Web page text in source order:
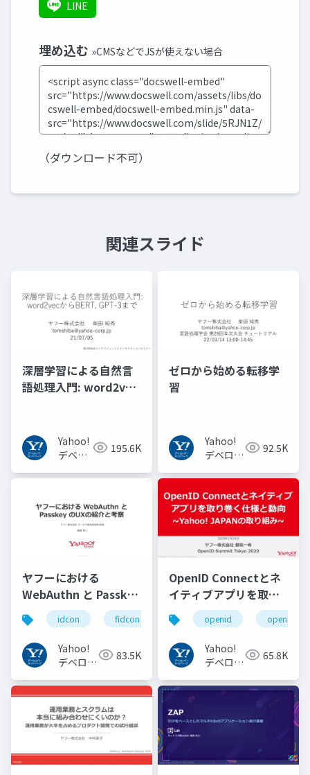
LINE
埋め込む »CMSなどでJSが使えない場合
（ダウンロード不可）
関連スライド
深層学習による自然言
語処理入門: word2vec
Yahoo!
デベロ
ネット
195.6K
ゼロから始める転移学
習
Yahoo!
デベロッ
トワーク
92.5K
ヤフーにおける
WebAuthn と Passkey
の UX の紹介と考察
#idcon #fidcon
idcon fidcon
Yahoo!
デベロッ
トワーク
83.5K
OpenID Connectとネ
イティブアプリを取り
巻く仕様と動向 Yahoo!
JAPANの取り組み
#openid
#openid_tokyo
openid
Yahoo!
デベロッ
トワーク
65.8K